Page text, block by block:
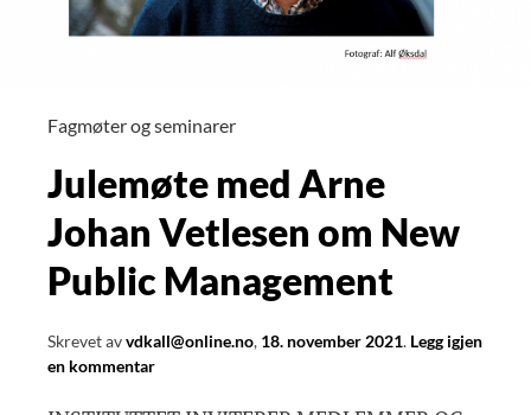
Fagmøter og seminarer
Julemøte med Arne
Johan Vetlesen om New
Public Management
Skrevet avvdkall@online.no, 18. november 2021. Legg igjen
en kommentar